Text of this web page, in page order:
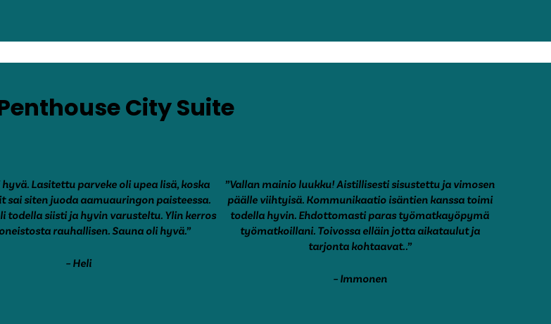
City Suite
Lasitettu parveke oli upea lisä, koska
sai siten juoda aamuauringon paisteessa.
todella siisti ja hyvin varusteltu. Ylin kerros
rauhallisen. Sauna oli hyvä.”
– Heli
”Vallan mainio luukku! Aistillisesti sisustettu ja vimosen
päälle viihtyisä. Kommunikaatio isäntien kanssa toimi
todella hyvin. Ehdottomasti paras työmatkayöpymä
työmatkoillani. Toivossa elläin jotta aikataulut ja
tarjonta kohtaavat..”
– Immonen